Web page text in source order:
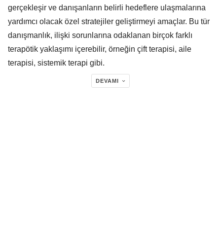
gerçekleşir ve danışanların belirli hedeflere ulaşmalarına
yardımcı olacak özel stratejiler geliştirmeyi amaçlar. Bu tür
danışmanlık, ilişki sorunlarına odaklanan birçok farklı
terapötik yaklaşımı içerebilir, örneğin çift terapisi, aile
terapisi, sistemik terapi gibi.
DEVAMI